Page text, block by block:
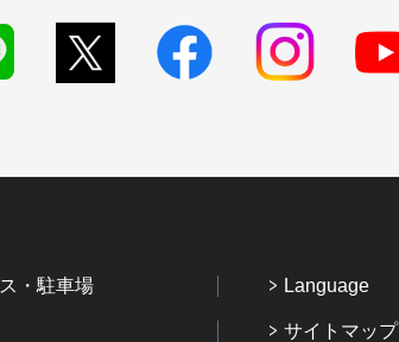
・駐車場 Language
サイトマップ